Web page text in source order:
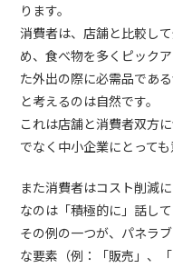
ります。
消費者は、店舗と比較し
め、食べ物を多くピック
た外出の際に必需品であ
と考えるのは自然です。
これは店舗と消費者双方
でなく中小企業にとっても
また消費者はコスト削減
なのは「積極的に」話し
その例の一つが、パネラ
な要素（例：「販売」、